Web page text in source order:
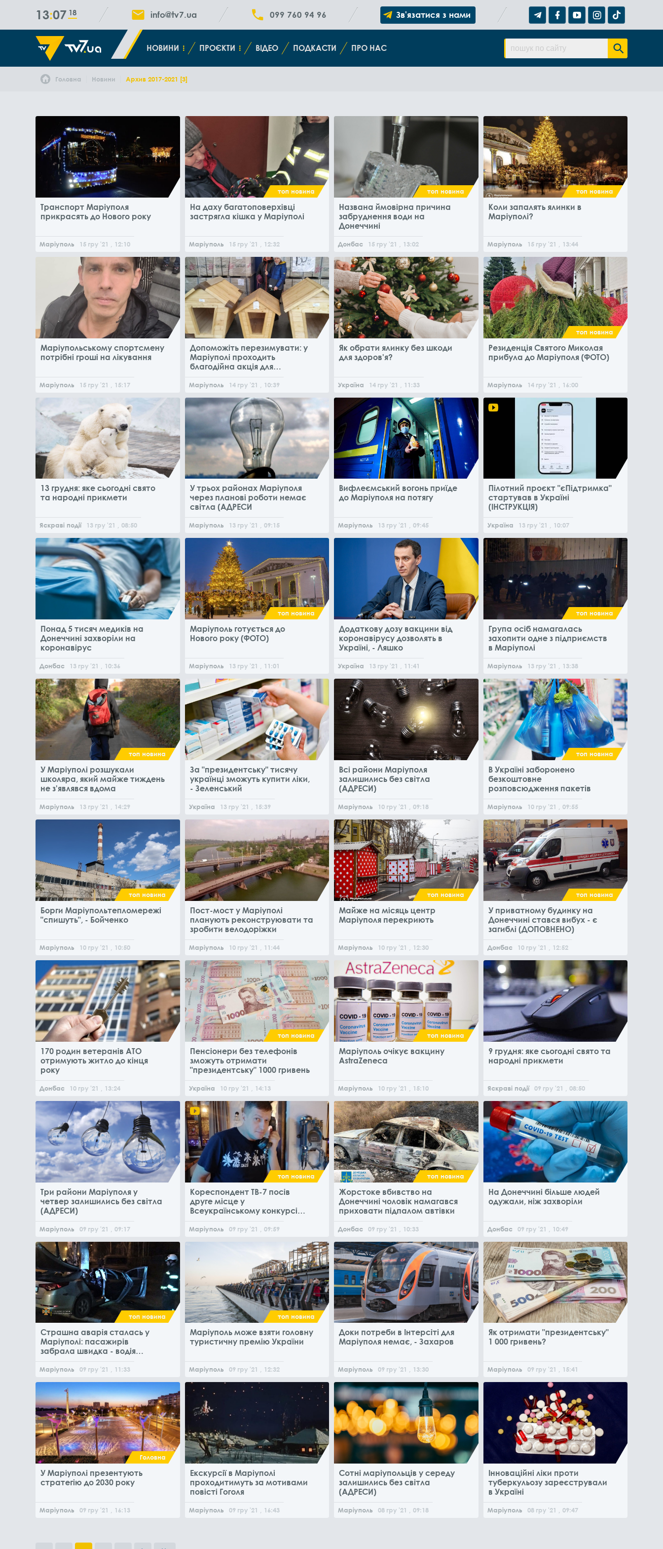
13 07 20 info@tv7.ua 099 760 94 96 Зв'язатися з нами
НОВИНИ ПРОЄКТИ ВІДЕО ПОДКАСТИ ПРО НАС
Головна Новини Архив 2017-2021 [3]
Транспорт Маріуполя
прикрасять до Нового року
Маріуполь 15 гру '21 , 12:10
топ новина
На даху багатоповерхівці
застрягла кішка у Маріуполі
Маріуполь 15 гру '21 , 12:32
топ новина
Названа ймовірна причина
забруднення води на
Донеччині
Донбас 15 гру '21 , 13:02
топ новина
Коли запалять ялинки в
Маріуполі?
Маріуполь 15 гру '21 , 13:44
Маріупольському спортсмену
потрібні гроші на лікування
Маріуполь 15 гру '21 , 15:17
Допоможіть перезимувати: у
Маріуполі проходить
благодійна акція для
Маріуполь 14 гру '21 , 10:39
Як обрати ялинку без шкоди
для здоров'я?
Україна 14 гру '21 , 11:33
топ новина
Резиденція Святого Миколая
прибула до Маріуполя (ФОТО)
Маріуполь 14 гру '21 , 16:00
13 грудня: яке сьогодні свято
та народні прикмети
Яскраві події 13 гру '21 , 08:50
У трьох районах Маріуполя
через планові роботи немає
світла (АДРЕСИ
Маріуполь 13 гру '21 , 09:15
Вифлеємський вогонь приїде
до Маріуполя на потягу
Маріуполь 13 гру '21 , 09:45
Пілотний проєкт "єПідтримка"
стартував в Україні
(ІНСТРУКЦІЯ)
Україна 13 гру '21 , 10:07
Понад 5 тисяч медиків на
Донеччині захворіли на
коронавірус
Донбас 13 гру '21 , 10:36
топ новина
Маріуполь готується до
Нового року (ФОТО)
Маріуполь 13 гру '21 , 11:01
Додаткову дозу вакцини від
коронавірусу дозволять в
Україні, - Ляшко
Україна 13 гру '21 , 11:41
топ новина
Група осіб намагалась
захопити одне з підприємств
в Маріуполі
Маріуполь 13 гру '21 , 13:38
топ новина
У Маріуполі розшукали
школяра, який майже тиждень
не з'являвся вдома
Маріуполь 13 гру '21 , 14:29
За "президентську" тисячу
українці зможуть купити ліки,
- Зеленський
Україна 13 гру '21 , 15:39
Всі райони Маріуполя
залишились без світла
(АДРЕСИ)
Маріуполь 10 гру '21 , 09:18
топ новина
В Україні заборонено
безкоштовне
розповсюдження пакетів
Маріуполь 10 гру '21 , 09:55
топ новина
Борги Маріупольтепломережі
"спишуть", - Бойченко
Маріуполь 10 гру '21 , 10:50
Пост-мост у Маріуполі
планують реконструювати та
зробити велодоріжки
Маріуполь 10 гру '21 , 11:44
топ новина
Майже на місяць центр
Маріуполя перекриють
Маріуполь 10 гру '21 , 12:30
топ новина
У приватному будинку на
Донеччині стався вибух - є
загиблі (ДОПОВНЕНО)
Донбас 10 гру '21 , 12:52
170 родин ветеранів АТО
отримують житло до кінця
року
Донбас 10 гру '21 , 13:24
топ новина
Пенсіонери без телефонів
зможуть отримати
"президентську" 1000 гривень
Україна 10 гру '21 , 14:13
топ новина
Маріуполь очікує вакцину
AstraZeneca
Маріуполь 10 гру '21 , 15:10
9 грудня: яке сьогодні свято та
народні прикмети
Яскраві події 09 гру '21 , 08:50
Три райони Маріуполя у
четвер залишились без світла
(АДРЕСИ)
Маріуполь 09 гру '21 , 09:17
топ новина
Кореспондент ТВ-7 посів
друге місце у
Всеукраїнському конкурсі
Маріуполь 09 гру '21 , 09:59
топ новина
Жорстоке вбивство на
Донеччині чоловік намагався
приховати підпалом автівки
Донбас 09 гру '21 , 10:33
На Донеччині більше людей
одужали, ніж захворіли
Донбас 09 гру '21 , 10:49
топ новина
Страшна аварія сталась у
Маріуполі: пасажирів
забрала швидка - водія
Маріуполь 09 гру '21 , 11:33
топ новина
Маріуполь може взяти головну
туристичну премію України
Маріуполь 09 гру '21 , 12:32
Доки потреби в Інтерсіті для
Маріуполя немає, - Захаров
Маріуполь 09 гру '21 , 13:30
Як отримати "президентську"
1 000 гривень?
Маріуполь 09 гру '21 , 15:41
Головна
У Маріуполі презентують
стратегію до 2030 року
Маріуполь 09 гру '21 , 16:13
Екскурсії в Маріуполі
проходитимуть за мотивами
повісті Гоголя
Маріуполь 09 гру '21 , 16:43
Сотні маріупольців у середу
залишились без світла
(АДРЕСИ)
Маріуполь 08 гру '21 , 09:18
Інноваційні ліки проти
туберкульозу зареєстрували
в Україні
Маріуполь 08 гру '21 , 09:47